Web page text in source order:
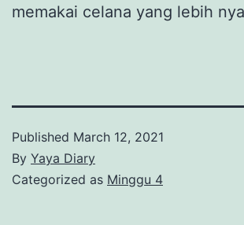
memakai celana yang lebih
Published March 12, 2021
By Yaya Diary
Categorized as Minggu 4